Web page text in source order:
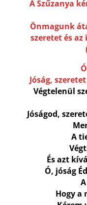
A Szűzanya
Önmagunk
szeretet és
Jóság,
Végtelenül
Jóságod,
A
És azt
Ó, jóság
Hogy a